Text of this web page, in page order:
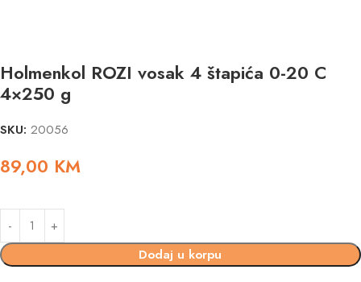
Holmenkol ROZI vosak 4 štapića 0-20 C
4×250 g
SKU: 20056
89,00 KM
Dodaj u korpu